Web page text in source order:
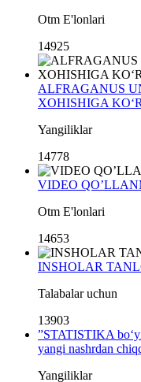
Otm E'lonlari
14925
ALFRAGANUS
XOHISHIGA
Yangiliklar
14778
VIDEO
Otm E'lonlari
14653
INSHOLAR
Talabalar uchun
13903
”STATISTIKA
yangi nashrdan
Yangiliklar